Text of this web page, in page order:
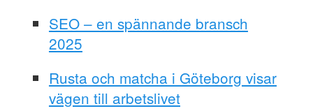
SEO – en spännande bransch
2025
Rusta och matcha i Göteborg visar
vägen till arbetslivet